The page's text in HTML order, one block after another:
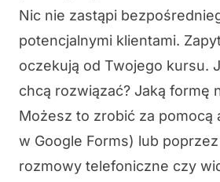
Nic nie zastąpi
potencjalnymi klientami.
oczekują od Twojego kursu.
chcą rozwiązać? Jaką formę
Możesz to zrobić za pomocą
w Google Forms) lub
rozmowy telefoniczne czy